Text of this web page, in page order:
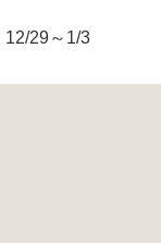
12/29～1/3